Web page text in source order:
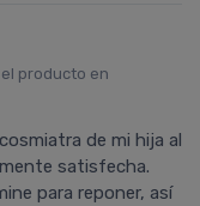
el producto en
de mi hija al
satisfecha.
para reponer, así